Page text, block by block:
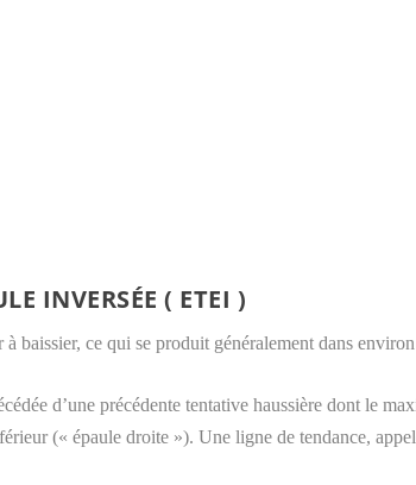
INVERSÉE ( ETEI )
baissier, ce qui se produit généralement dans
d’une précédente tentative haussière dont le
(« épaule droite »). Une ligne de tendance,